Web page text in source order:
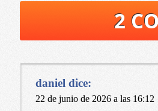
2
daniel dice:
22 de junio de 2026 a las 16:12